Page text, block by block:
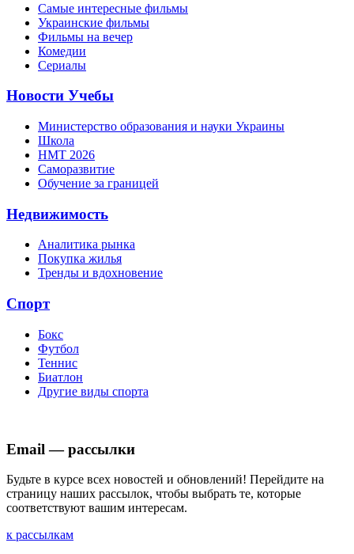
Самые интересные фильмы
Украинские фильмы
Фильмы на вечер
Комедии
Сериалы
Новости Учебы
Министерство образования и науки Украины
Школа
НМТ 2026
Саморазвитие
Обучение за границей
Недвижимость
Аналитика рынка
Покупка жилья
Тренды и вдохновение
Спорт
Бокс
Футбол
Теннис
Биатлон
Другие виды спорта
Email — рассылки
Будьте в курсе всех новостей и обновлений! Перейдите на
страницу наших рассылок, чтобы выбрать те, которые
соответствуют вашим интересам.
к рассылкам